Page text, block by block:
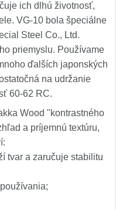
ich dlhú životnosť,
VG-10 bola špeciálne
Steel Co., Ltd.
priemyslu. Používame
ďalších japonských
na udržanie
60-62 RC.
Wood "kontrastného
a príjemnú textúru,
tvar a zaručuje stabilitu